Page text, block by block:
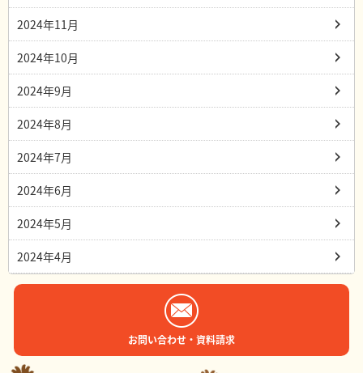
2024年11月
2024年10月
2024年9月
2024年8月
2024年7月
2024年6月
2024年5月
2024年4月
お問い合わせ・資料請求